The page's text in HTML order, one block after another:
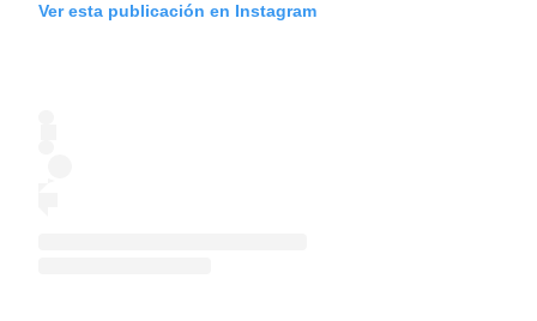
Ver esta publicación en Instagram